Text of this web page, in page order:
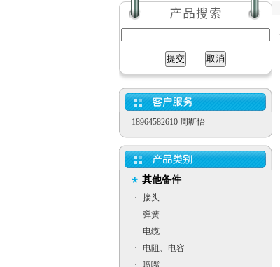
18964582610 周靳怡
其他备件
·
接头
·
弹簧
·
电缆
·
电阻、电容
·
喷嘴